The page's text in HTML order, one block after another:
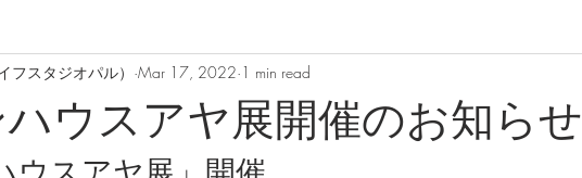
お知らせ スタッフより
ウスアヤ展開催のお知らせ
フスタジオパル） Mar 17, 2022 1 min read